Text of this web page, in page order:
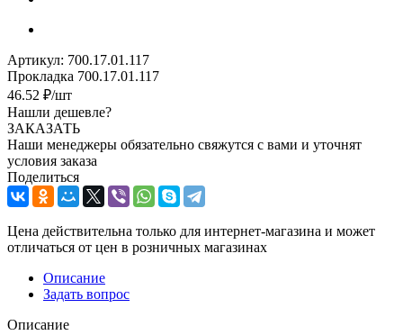
Артикул: 700.17.01.117
Прокладка 700.17.01.117
46.52 ₽/шт
Нашли дешевле?
ЗАКАЗАТЬ
Наши менеджеры обязательно свяжутся с вами и уточнят
условия заказа
Поделиться
Цена действительна только для интернет-магазина и может
отличаться от цен в розничных магазинах
Описание
Задать вопрос
Описание